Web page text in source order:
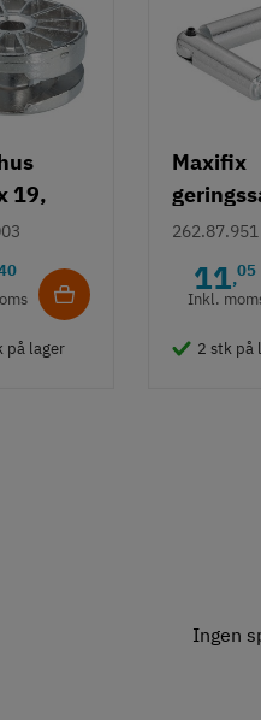
19,
på lager
Maxifix
olt med
262.87.951
11,05
Inkl.
2 stk på
Ingen